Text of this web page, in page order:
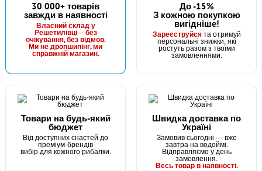
30 000+ товарів
завжди в наявності
Власний склад у
Решетилівці — без
очікування, без відмов.
Ми не дропшипінг, ми
справжній магазин.
До -15%
З кожною покупкою
вигідніше!
Зареєструйсята отримуй
персональні знижки, які
ростуть разом з твоїми
замовленнями.
Товари на будь-який
бюджет
Від доступних снастей до
преміум-брендів
вибір для кожного рибалки.
Швидка доставка по
Україні
Замовив сьогодні — вже
завтра на водоймі.
Відправляємо у день
замовлення.
Весь товар в наявності.